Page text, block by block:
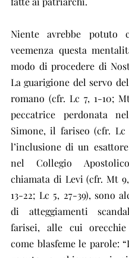
Niente avrebbe potuto
veemenza questa
modo di procedere di
La guarigione del servo
romano (cfr. Lc 7, 1-10;
peccatrice perdonata
Simone, il fariseo (cfr. Lc
l’inclusione di un
nel Collegio
chiamata di Levi (cfr. Mt
13-22; Lc 5, 27-39), sono
di atteggiamenti
farisei, alle cui orecchie
come blasfeme le parole: